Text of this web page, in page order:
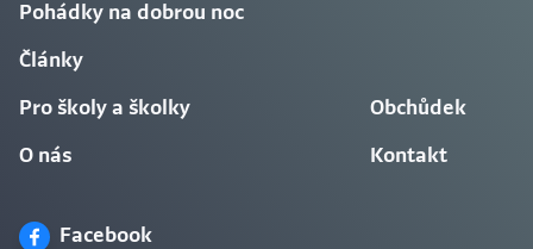
Pohádky na dobrou noc
Články
Pro školy a školky
O nás
Obchůdek
Kontakt
Facebook